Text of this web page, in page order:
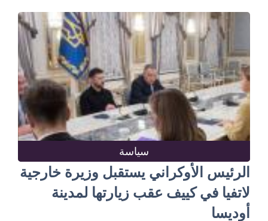
سياسة
الرئيس الأوكراني يستقبل وزيرة خارجية
لاتفيا في كييف عقب زيارتها لمدينة
أوديسا